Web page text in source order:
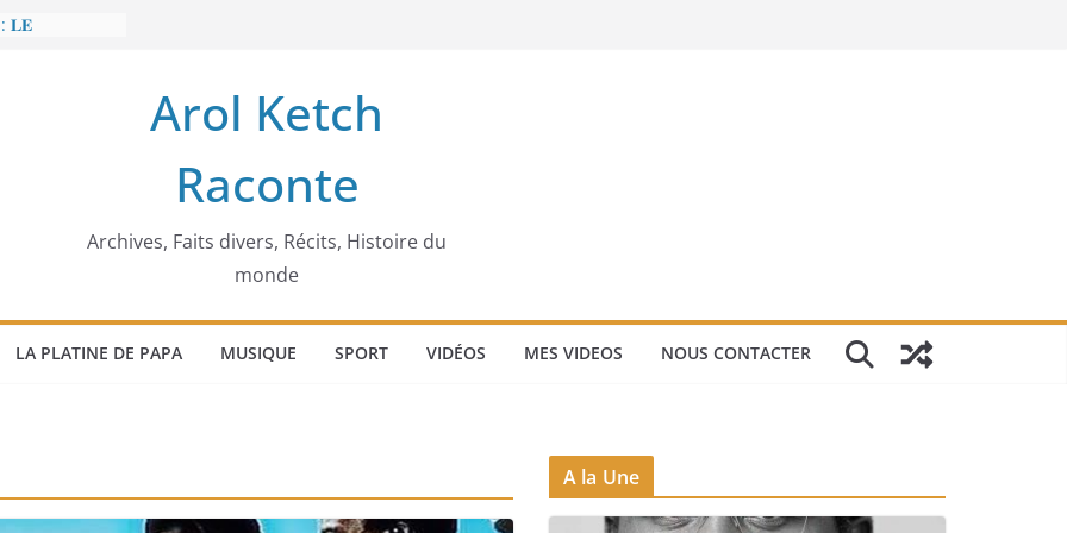
𝐋𝐄
𝐨𝐫𝐝𝐢𝐧𝐚𝐭𝐞𝐮𝐫
Arol Ketch
Raconte
Archives, Faits divers, Récits, Histoire du
monde
LA PLATINE DE PAPA MUSIQUE SPORT VIDÉOS MES VIDEOS NOUS CONTACTER
A la Une